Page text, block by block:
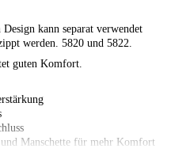
kann separat verwendet
werden. 5820 und 5822.
guten Komfort.
Manschette für mehr Komfort